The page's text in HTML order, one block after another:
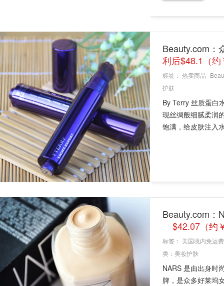
Beauty.com：
利后$48.1（约
标签： 热卖商品
护肤
By Terry 丝质蛋白
现丝绸般细腻柔润
饱满，给皮肤注入
Beauty.com：
$42.07（约
标签： 美国境内免运费
类： 美妆护肤
NARS 是由出身时
牌，是众多好莱坞